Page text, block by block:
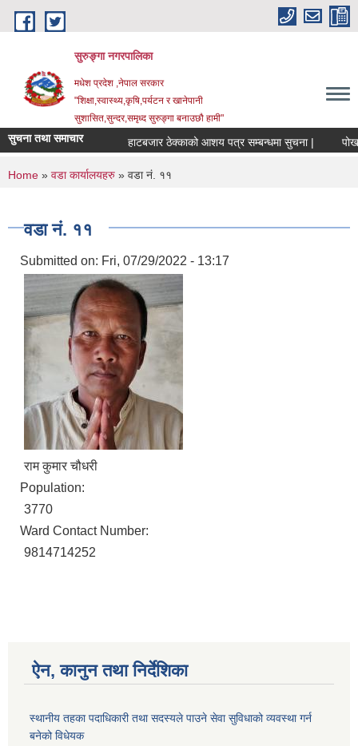
Skip to main content
सुरुङ्‍गा नगरपालिका
मधेश प्रदेश ,नेपाल सरकार
"शिक्षा,स्वास्थ्य,कृषि,पर्यटन र खानेपानी
सुशासित,सुन्दर,समृध्द सुरुङ्गा बनाउछौ हामी"
सुचना तथा समाचार हाटबजार ठेक्काको आशय पत्र सम्बन्धमा सुचना |
You are here
Home » वडा कार्यालयहरु » वडा नं. ११
वडा नं. ११
Submitted on: Fri, 07/29/2022 - 13:17
राम कुमार चौधरी
Population:
3770
Ward Contact Number:
9814714252
ऐन, कानुन तथा निर्देशिका
स्थानीय तहका पदाधिकारी तथा सदस्यले पाउने सेवा सुविधाको व्यवस्था गर्न
बनेको विधेयक